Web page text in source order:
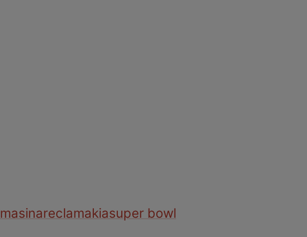
masinareclamakiasuper bowl